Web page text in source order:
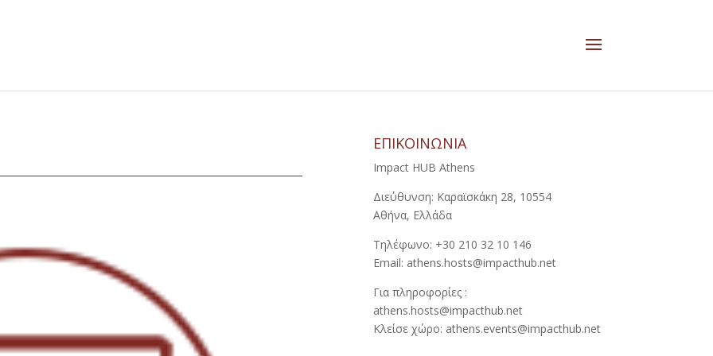
ΕΠΙΚΟΙΝΩΝΙΑ
Impact HUB Athens
Διεύθυνση: Καραϊσκάκη 28, 10554
Αθήνα, Ελλάδα
Τηλέφωνο: +30 210 32 10 146
Email: athens.hosts@impacthub.net
Για πληροφορίες :
athens.hosts@impacthub.net
Κλείσε χώρο: athens.events@impacthub.net